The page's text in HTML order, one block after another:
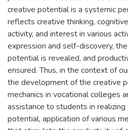
creative potential is a systemic
reflects creative thinking,
activity, and interest in various
expression and self-discovery,
potential is revealed, and
ensured. Thus, in the context of
the development of the creative
mechanics in vocational colleges
assistance to students in
potential, application of various